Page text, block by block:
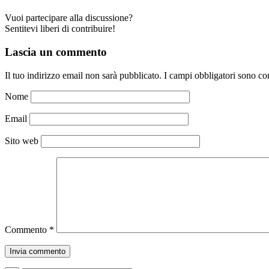
Vuoi partecipare alla discussione?
Sentitevi liberi di contribuire!
Lascia un commento
Il tuo indirizzo email non sarà pubblicato. I campi obbligatori sono
Nome
Email
Sito web
Commento *